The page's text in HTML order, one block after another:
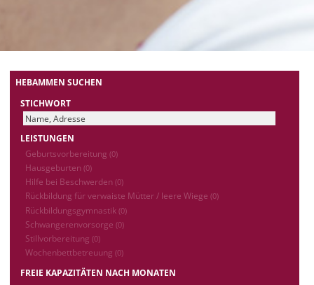
HEBAMMEN SUCHEN
STICHWORT
LEISTUNGEN
Geburtsvorbereitung (0)
Hausgeburten (0)
Hilfe bei Beschwerden (0)
Rückbildung für verwaiste Mütter / leere Wiege (0)
Rückbildungsgymnastik (0)
Schwangerenvorsorge (0)
Stillvorbereitung (0)
Wochenbettbetreuung (0)
FREIE KAPAZITÄTEN NACH MONATEN